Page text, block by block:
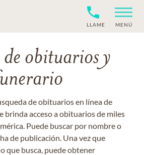
LLAME MENÚ
obituarios y
de obituarios en línea de
acceso a obituarios de miles
Puede buscar por nombre o
de publicación. Una vez que
que busca, puede obtener